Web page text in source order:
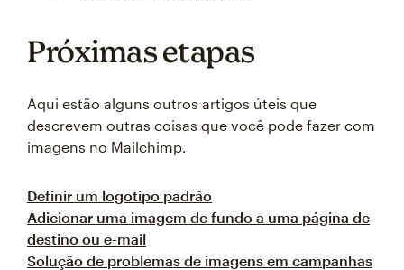
Próximas etapas
Aqui estão alguns outros artigos úteis que
descrevem outras coisas que você pode fazer com
imagens no Mailchimp.
Definir um logotipo padrão
Adicionar uma imagem de fundo a uma página de
destino ou e-mail
Solução de problemas de imagens em campanhas